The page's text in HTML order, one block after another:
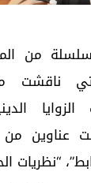
من
ناقشت
عناوين
“نظريات